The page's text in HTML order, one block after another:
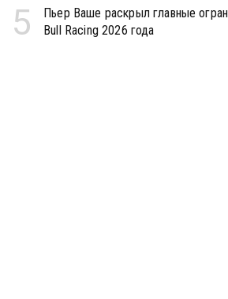
5
Пьер Ваше раскрыл главные
Bull Racing 2026 года